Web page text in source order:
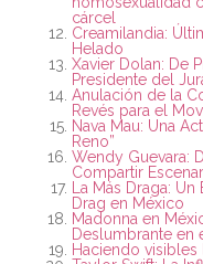
cárcel
Creamilandia:
Helado
Xavier Dolan: De
Presidente del
Anulación de la
Revés para el
Nava Mau: Una
Reno”
Wendy Guevara:
Compartir
La Más Draga:
Drag en México
Madonna en
Deslumbrante en
Haciendo visibles